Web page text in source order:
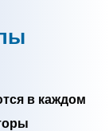
в каждом